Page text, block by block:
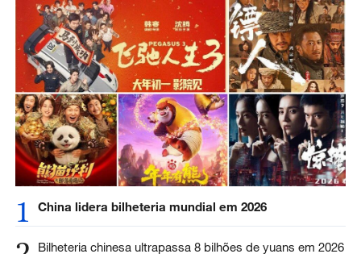
1 China lidera bilheteria mundial em 2026
Bilheteria chinesa ultrapassa 8 bilhões de yuans em 2026